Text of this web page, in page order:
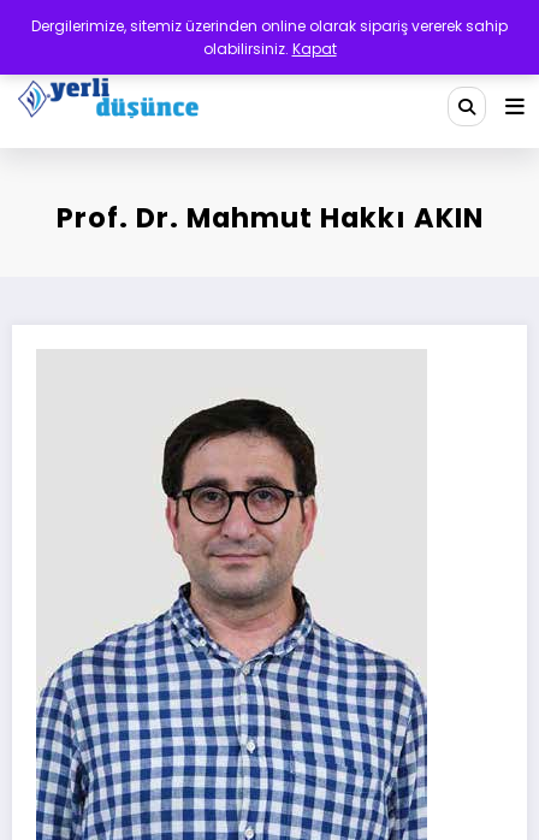
Dergilerimize, sitemiz üzerinden online olarak sipariş vererek sahip
olabilirsiniz. Kapat
Yerli Düşünce Dergisi
Prof. Dr. Mahmut Hakkı AKIN